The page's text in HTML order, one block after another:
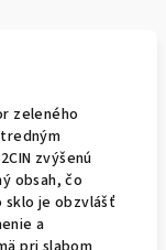
zeleného
zvýšenú
obsah, čo
sklo je obzvlášť
a